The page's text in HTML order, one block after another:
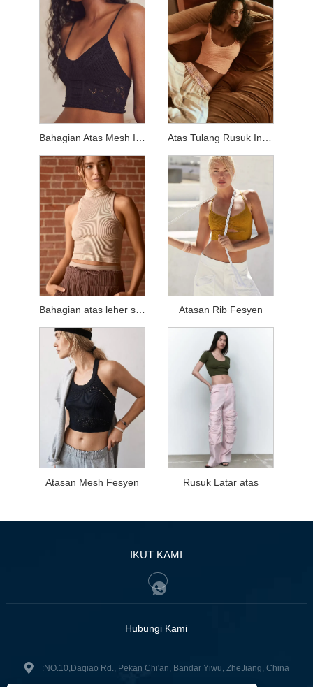
Bahagian atas leher sederhana Atasan Rib Fesyen
Atasan Mesh Fesyen Rusuk Latar atas
IKUT KAMI
Hubungi Kami
:NO.10,Daqiao Rd., Pekan Chi'an, Bandar Yiwu, ZheJiang, China